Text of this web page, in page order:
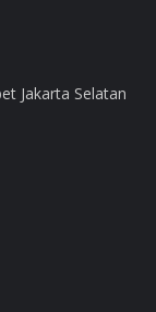
Jakarta Selatan